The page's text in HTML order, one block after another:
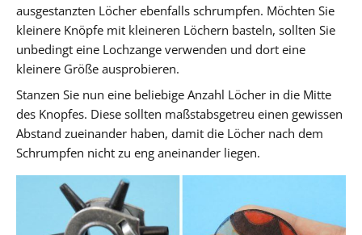
ausgestanzten Löcher ebenfalls schrumpfen. Möchten Sie
kleinere Knöpfe mit kleineren Löchern basteln, sollten Sie
unbedingt eine Lochzange verwenden und dort eine
kleinere Größe ausprobieren.
Stanzen Sie nun eine beliebige Anzahl Löcher in die Mitte
des Knopfes. Diese sollten maßstabsgetreu einen gewissen
Abstand zueinander haben, damit die Löcher nach dem
Schrumpfen nicht zu eng aneinander liegen.